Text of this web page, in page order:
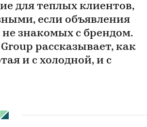
для теплых клиентов,
если объявления
знакомых с брендом.
рассказывает, как
и с холодной, и с